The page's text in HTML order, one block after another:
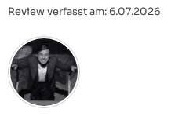
Review verfasst am: 6.07.2026